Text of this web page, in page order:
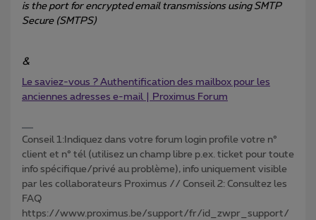
is the port for encrypted email transmissions using SMTP
Secure (SMTPS)
&
Le saviez-vous ? Authentification des mailbox pour les
anciennes adresses e-mail | Proximus Forum
Conseil 1:Indiquez dans votre forum login profile votre n°
client et n° tél (utilisez un champ libre p.ex. ticket pour toute
info spécifique/privé au problème), info uniquement visible
par les collaborateurs Proximus // Conseil 2: Consultez les
FAQ
https://www.proximus.be/support/fr/id_zwpr_support/